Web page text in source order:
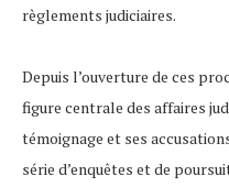
règlements judiciaires.
Depuis l’ouverture de ces
figure centrale des affaires
témoignage et ses
série d’enquêtes et de